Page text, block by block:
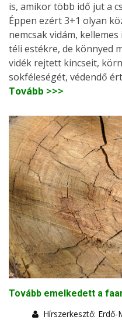
is, amikor több idő jut a
Éppen ezért 3+1 olyan
nemcsak vidám,
téli estékre, de könnyed
vidék rejtett kincseit,
sokféleségét, védendő
Tovább >>>
Tovább emelkedett a
Hírszerkesztő: Erdő-